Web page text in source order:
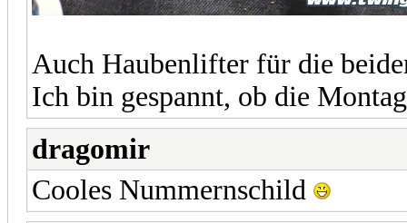
Auch Haubenlifter für die
Ich bin gespannt, ob die
dragomir
Cooles Nummernschild